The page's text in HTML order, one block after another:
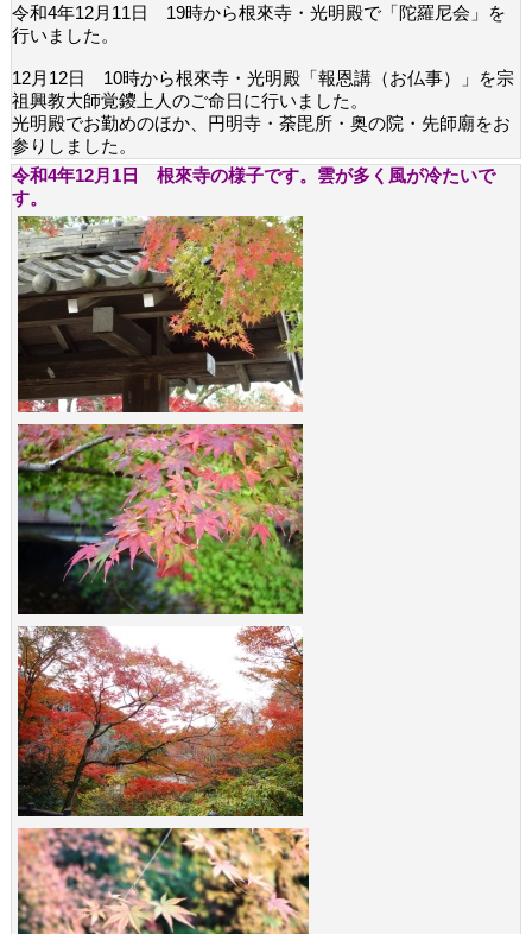
令和4年12月11日 19時から根來寺・光明殿で「陀羅尼会」を
行いました。
12月12日 10時から根來寺・光明殿「報恩講（お仏事）」を宗
祖興教大師覚鑁上人のご命日に行いました。
光明殿でお勤めのほか、円明寺・荼毘所・奥の院・先師廟をお
参りしました。
令和4年12月1日 根來寺の様子です。雲が多く風が冷たいで
す。